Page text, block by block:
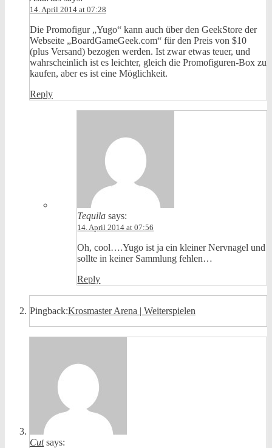
14. April 2014 at 07:28
Die Promofigur „Yugo“ kann auch über den GeekStore der
Webseite „BoardGameGeek.com“ für den Preis von $10
(plus Versand) bezogen werden. Ist zwar etwas teuer, und
wahrscheinlich ist es leichter, gleich die Promofiguren-Box zu
kaufen, aber es ist eine Möglichkeit.
Reply
Tequila says:
14. April 2014 at 07:56
Oh, cool….Yugo ist ja ein kleiner Nervnagel und
sollte in keiner Sammlung fehlen…
Reply
Pingback:Krosmaster Arena | Weiterspielen
Cut says: